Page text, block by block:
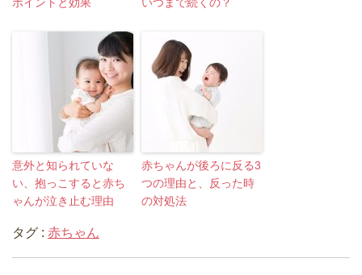
意外と知られていな
い、抱っこすると赤ち
ゃんが泣き止む理由
赤ちゃんが後ろに反る3
つの理由と、反った時
の対処法
タグ : 赤ちゃん